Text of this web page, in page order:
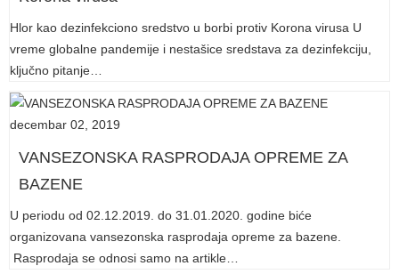
Hlor kao dezinfekciono sredstvo u borbi protiv Korona virusa U
vreme globalne pandemije i nestašice sredstava za dezinfekciju,
ključno pitanje…
decembar 02, 2019
VANSEZONSKA RASPRODAJA OPREME ZA
BAZENE
U periodu od 02.12.2019. do 31.01.2020. godine biće
organizovana vansezonska rasprodaja opreme za bazene.
Rasprodaja se odnosi samo na artikle…